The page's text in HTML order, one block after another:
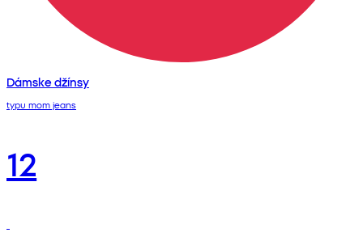
Dámske džínsy
typu mom jeans
12